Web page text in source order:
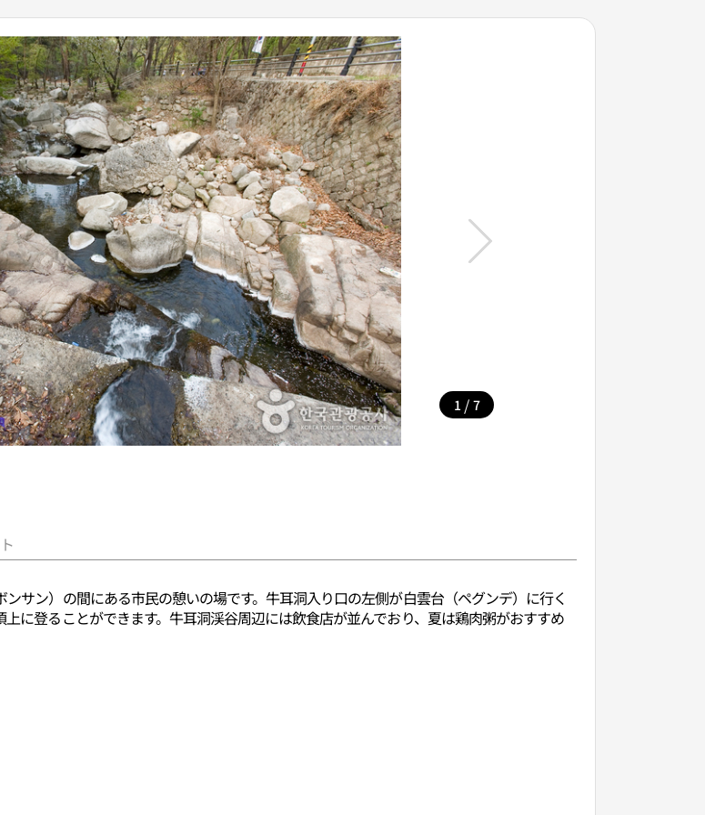
1 / 7
サン）の間にある市民の憩いの場です。牛耳洞入り口の左側が白雲台（ペグンデ）に行く
に登ることができます。牛耳洞渓谷周辺には飲食店が並んでおり、夏は鶏肉粥がおすすめ